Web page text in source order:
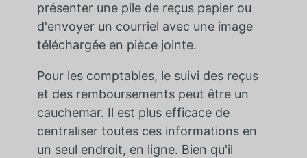
présenter une pile de reçus papier ou
d'envoyer un courriel avec une image
téléchargée en pièce jointe.
Pour les comptables, le suivi des reçus
et des remboursements peut être un
cauchemar. Il est plus efficace de
centraliser toutes ces informations en
un seul endroit, en ligne. Bien qu'il